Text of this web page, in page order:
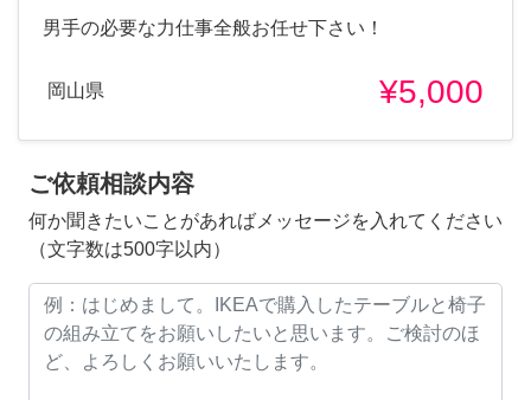
男手の必要な力仕事全般お任せ下さい！
岡山県 ¥5,000
ご依頼相談内容
何か聞きたいことがあればメッセージを入れてください
（文字数は500字以内）